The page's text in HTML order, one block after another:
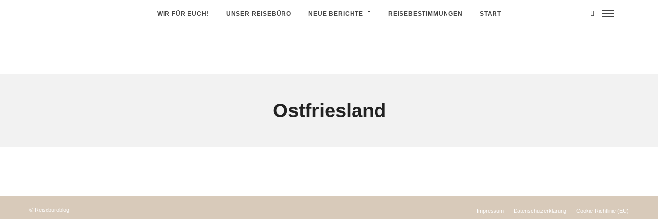
WIR FÜR EUCH! UNSER REISEBÜRO NEUE BERICHTE REISEBESTIMMUNGEN START
Ostfriesland
Impressum Datenschutzerklärung Cookie-Richtlinie (EU)
© Reisebüroblog